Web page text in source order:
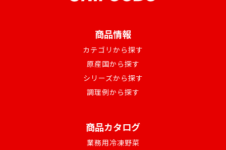
商品情報
カテゴリから探す
原産国から探す
シリーズから探す
調理例から探す
商品カタログ
業務用冷凍野菜